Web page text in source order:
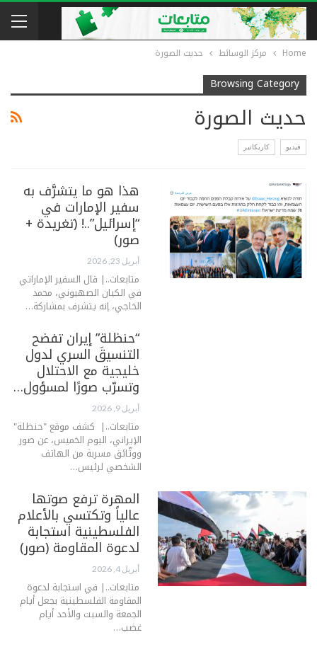
Home مركز الوسائط حديث الصورة
Browsing Category
حديث الصورة
فيديو كاريكاتير
هذا هو ما يتشرَّف به
سفير الإمارات في
“إسرائيل”..! (تغريدة +
صور)
أبريل 23, 2026
متابعات..| قال السفير الإماراتي
في الكيان الصهيوني، محمد
الخاجي، إنه يتشرف بمشاركة…
“حنظلة” إيران تفضح
التنسيقَ السري لدول
خليجية مع الاحتلال
وتسرّب صورًا لمسؤول…
أبريل 9, 2026
متابعات..| كشف موقع "حنظلة"
الإيراني، اليوم الخميس، عن صور
ووثّائق مسربة من الهاتف
الشخصي لرئيس…
المهرة ترفع صوتها
عالياً وتكتسي بالأعلام
الفلسطينية استجابة
لدعوة المقاومة (صور)
أبريل 4, 2026
متابعات..| في استجابة لدعوة
المقاومة الفلسطينية بجعل أيام
الجمعة والسبت والأحد أيام
غضب…